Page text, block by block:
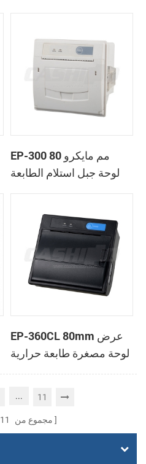
EP-300 80 مم مايكرو
لوحة جبل استلام الطابعة
EP-360CL 80mm عرض
لوحة مصغرة طابعة حرارية
مع لصناعة السيارات في
... 11
مجموع من 11